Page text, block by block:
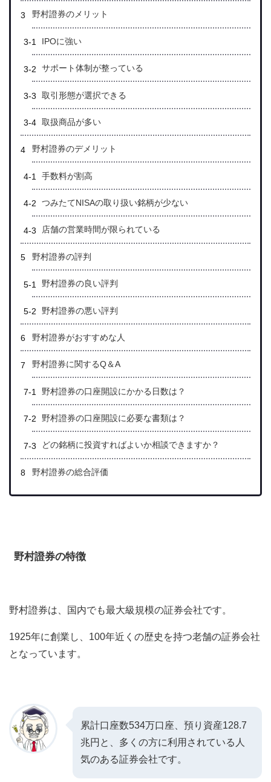
野村證券のメリット
IPOに強い
サポート体制が整っている
取引形態が選択できる
取扱商品が多い
野村證券のデメリット
手数料が割高
つみたてNISAの取り扱い銘柄が少ない
店舗の営業時間が限られている
野村證券の評判
野村證券の良い評判
野村證券の悪い評判
野村證券がおすすめな人
野村證券に関するQ＆A
野村證券の口座開設にかかる日数は？
野村證券の口座開設に必要な書類は？
どの銘柄に投資すればよいか相談できますか？
野村證券の総合評価
野村證券の特徴
野村證券は、国内でも最大級規模の証券会社です。
1925年に創業し、100年近くの歴史を持つ老舗の証券会社
となっています。
累計口座数534万口座、預り資産128.7
兆円と、多くの方に利用されている人
気のある証券会社です。